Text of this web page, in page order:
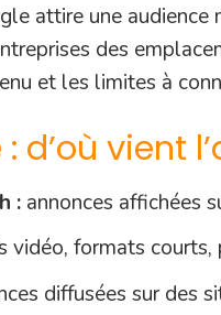
attire une audience
des
et les limites à
d’où vient
:annonces affichées
formats courts,
diffusées sur des